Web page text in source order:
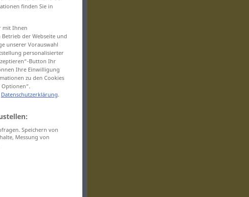
finden Sie in
mit Ihnen
der Webseite und
unserer Vorauswahl
personalisierter
Button Ihr
Ihre Einwilligung
zu den Cookies
Optionen“.
Datenschutzerklärung.
Speichern von
Messung von